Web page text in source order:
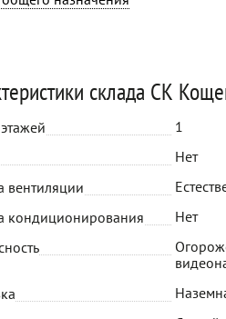
склада СК
1
Нет
вентиляции
кондиционирования
Нет